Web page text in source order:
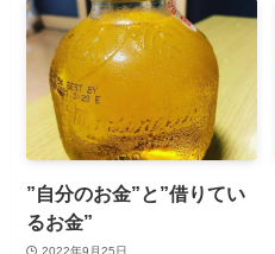
”自分のお金”と”借りてい
るお金”
2022年9月25日